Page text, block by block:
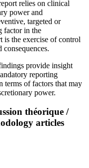
relies on clinical
power and
targeted or
factor in the
is the exercise of control
provide insight
reporting
terms of factors that may
power.
théorique /
articles